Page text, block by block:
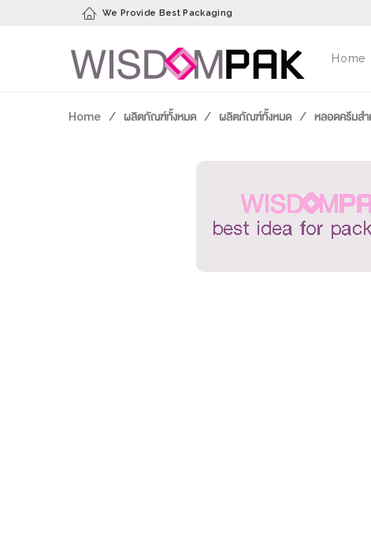
We Provide Best Packaging
Home
Home / ผลิตภัณฑ์ทั้งหมด / ผลิตภัณฑ์ทั้งหมด / หลอดครีมส